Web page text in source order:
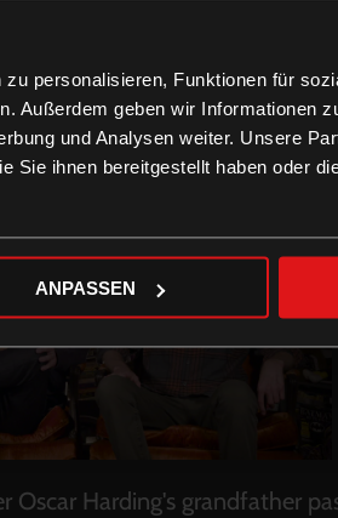
personalisieren, Funktionen für
Außerdem geben wir Informationen
und Analysen weiter. Unsere
Sie ihnen bereitgestellt haben oder
ANPASSEN
Oscar Harding's grandfather